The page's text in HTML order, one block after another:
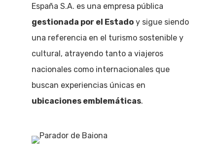
España S.A. es una empresa pública
gestionada por el Estado y sigue siendo
una referencia en el turismo sostenible y
cultural, atrayendo tanto a viajeros
nacionales como internacionales que
buscan experiencias únicas en
ubicaciones emblemáticas.